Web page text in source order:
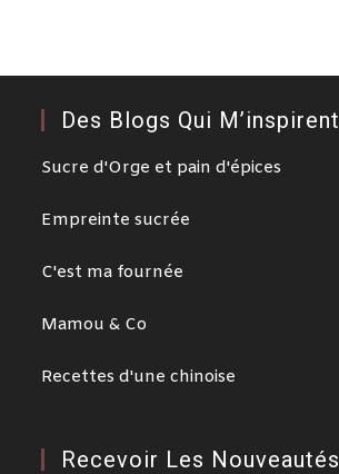
Des Blogs Qui M’inspirent
Sucre d'Orge et pain d'épices
Empreinte sucrée
C'est ma fournée
Mamou & Co
Recettes d'une chinoise
Recevoir Les Nouveautés